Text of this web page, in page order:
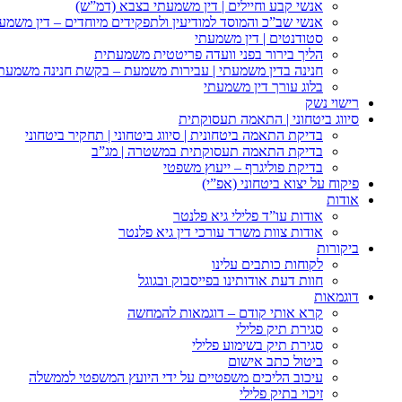
אנשי קבע וחיילים | דין משמעתי בצבא (דמ”ש)
אנשי שב”כ והמוסד למודיעין ולתפקידים מיוחדים – דין
סטודנטים | דין משמעתי
הליך בירור בפני וועדה פריטטית משמעתית
חנינה בדין משמעתי | עבירות משמעת – בקשת חנינה
בלוג עורך דין משמעתי
רישוי נשק
סיווג ביטחוני | התאמה תעסוקתית
בדיקת התאמה ביטחונית | סיווג ביטחוני | תחקיר ביטחוני
בדיקת התאמה תעסוקתית במשטרה | מג”ב
בדיקת פוליגרף – ייעוץ משפטי
פיקוח על יצוא ביטחוני (אפ”י)
אודות
אודות עו”ד פלילי גיא פלנטר
אודות צוות משרד עורכי דין גיא פלנטר
ביקורות
לקוחות כותבים עלינו
חוות דעת אודותינו בפייסבוק ובגוגל
דוגמאות
קרא אותי קודם – דוגמאות להמחשה
סגירת תיק פלילי
סגירת תיק בשימוע פלילי
ביטול כתב אישום
עיכוב הליכים משפטיים על ידי היועץ המשפטי לממשלה
זיכוי בתיק פלילי